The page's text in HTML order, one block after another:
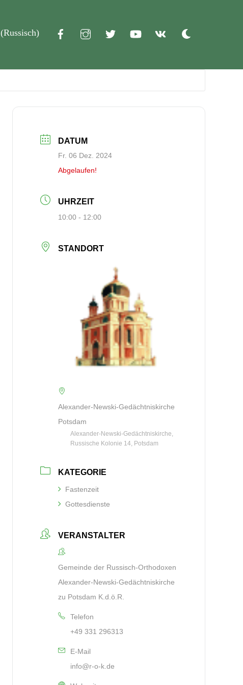
(Russisch)
DATUM
Fr. 06 Dez. 2024
Abgelaufen!
UHRZEIT
10:00 - 12:00
STANDORT
Alexander-Newski-Gedächtniskirche
Potsdam
Alexander-Newski-Gedächtniskirche,
Russische Kolonie 14, Potsdam
KATEGORIE
Fastenzeit
Gottesdienste
VERANSTALTER
Gemeinde der Russisch-Orthodoxen
Alexander-Newski-Gedächtniskirche
zu Potsdam K.d.ö.R.
Telefon
+49 331 296313
E-Mail
info@r-o-k.de